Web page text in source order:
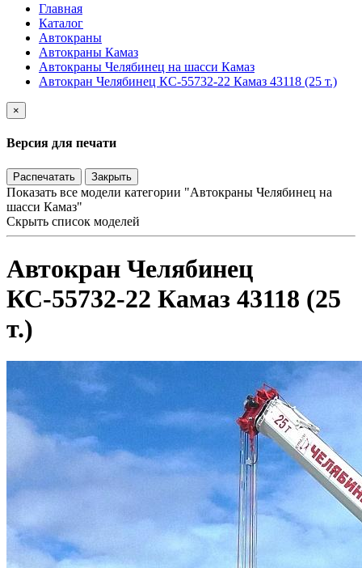
Главная
Каталог
Автокраны
Автокраны Камаз
Автокраны Челябинец на шасси Камаз
Автокран Челябинец КС-55732-22 Камаз 43118 (25 т.)
×
Версия для печати
Распечатать Закрыть
Показать все модели категории "Автокраны Челябинец на
шасси Камаз"
Скрыть список моделей
Автокран Челябинец
КС-55732-22 Камаз 43118 (25
т.)